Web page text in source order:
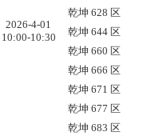
2026-4-01
10:00-10:30
乾坤 628 区
乾坤 644 区
乾坤 660 区
乾坤 666 区
乾坤 671 区
乾坤 677 区
乾坤 683 区